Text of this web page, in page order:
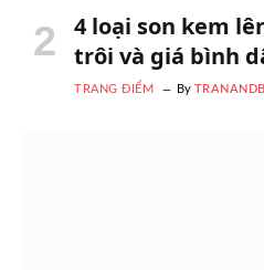
4 loại son kem
trôi và giá bình
TRANG ĐIỂM By